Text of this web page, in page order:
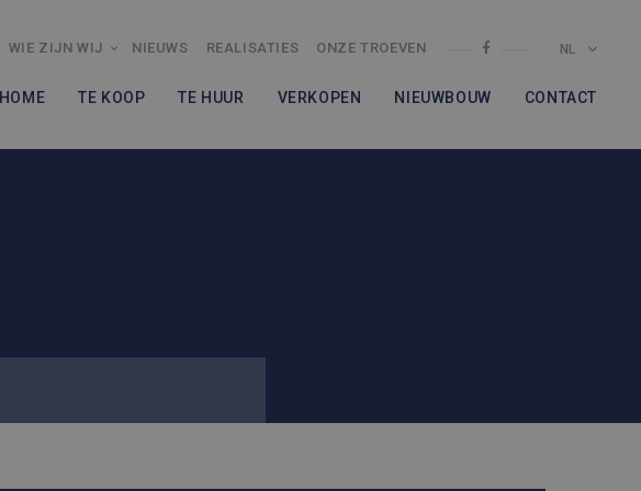
WIE ZIJN WIJ NIEUWS REALISATIES ONZE TROEVEN NL
HOME TE KOOP TE HUUR VERKOPEN NIEUWBOUW CONTACT